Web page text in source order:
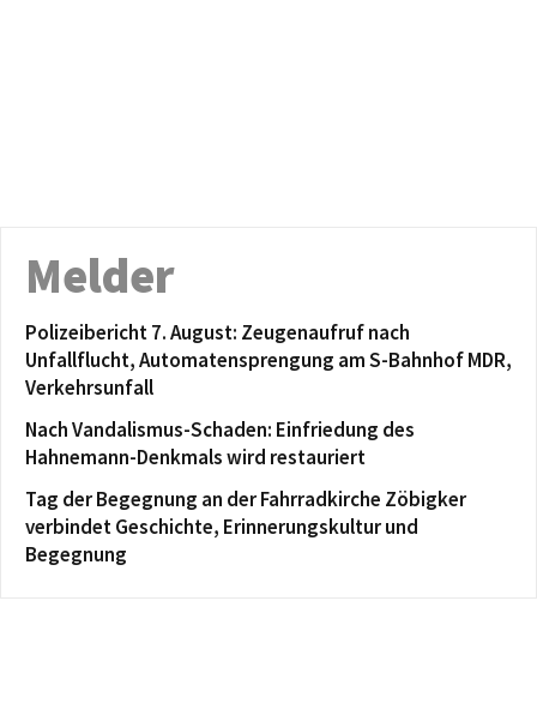
Melder
Polizeibericht 7. August: Zeugenaufruf nach
Unfallflucht, Automatensprengung am S-Bahnhof MDR,
Verkehrsunfall
Nach Vandalismus-Schaden: Einfriedung des
Hahnemann-Denkmals wird restauriert
Tag der Begegnung an der Fahrradkirche Zöbigker
verbindet Geschichte, Erinnerungskultur und
Begegnung